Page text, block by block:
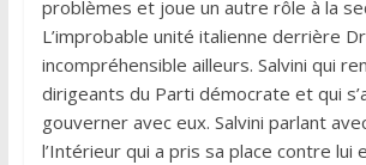
problèmes et joue un autre rôle à la
L’improbable unité italienne derrière
incompréhensible ailleurs. Salvini qui
dirigeants du Parti démocrate et qui
gouverner avec eux. Salvini parlant
l’Intérieur qui a pris sa place contre lui